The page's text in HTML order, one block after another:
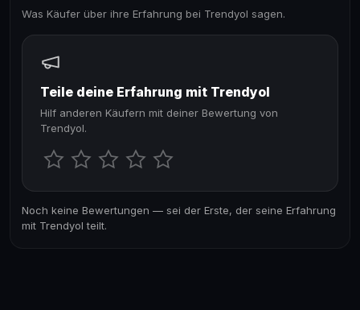
Was Käufer über ihre Erfahrung bei Trendyol sagen.
Teile deine Erfahrung mit Trendyol
Hilf anderen Käufern mit deiner Bewertung von
Trendyol.
Noch keine Bewertungen — sei der Erste, der seine Erfahrung
mit Trendyol teilt.